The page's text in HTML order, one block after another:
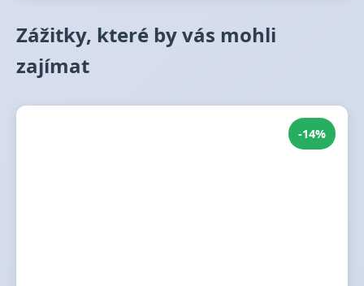
Zážitky, které by vás mohli
zajímat
-14%